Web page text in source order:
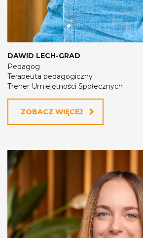
DAWID LECH-GRAD
Pedagog
Terapeuta pedagogiczny
Trener Umiejętności Społecznych
ZOBACZ WIĘCEJ